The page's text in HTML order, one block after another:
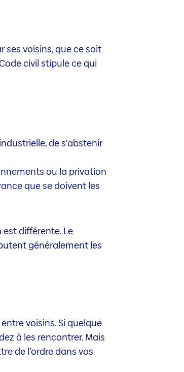
ses voisins, que ce soit
civil stipule ce qui
de s’abstenir
ou la privation
que se doivent les
différente. Le
généralement les
voisins. Si quelque
à les rencontrer. Mais
de l’ordre dans vos